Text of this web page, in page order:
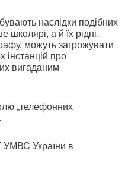
наслідки подібних
школярі, а й їх рідні.
можуть загрожувати
інстанцій про
вигаданим
„телефонних
УМВС України в